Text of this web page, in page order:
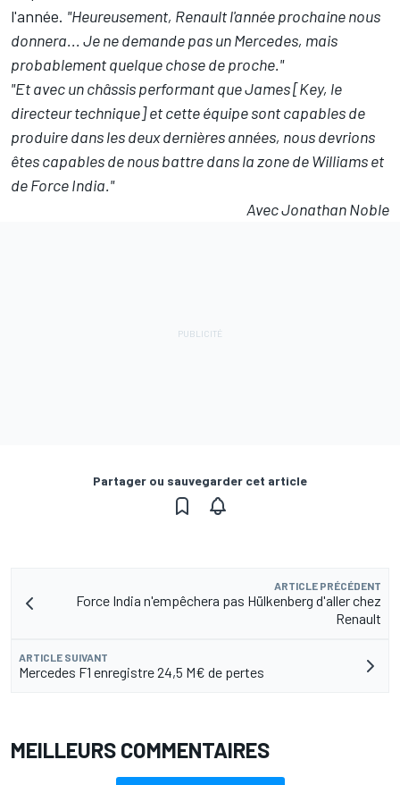
l'année. "Heureusement, Renault l'année prochaine nous
donnera... Je ne demande pas un Mercedes, mais
probablement quelque chose de proche."
"Et avec un châssis performant que James [Key, le
directeur technique] et cette équipe sont capables de
produire dans les deux dernières années, nous devrions
êtes capables de nous battre dans la zone de Williams et
de Force India."
Avec Jonathan Noble
Partager ou sauvegarder cet article
ARTICLE PRÉCÉDENT
Force India n'empêchera pas Hülkenberg d'aller chez
Renault
ARTICLE SUIVANT
Mercedes F1 enregistre 24,5 M€ de pertes
MEILLEURS COMMENTAIRES